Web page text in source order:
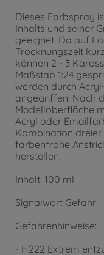
Dieses Farbspray
Inhalts und seiner
geeignet. Da auf
Trocknungszeit
können 2 - 3
Maßstab 1:24
werden durch
angegriffen. Nach
Modelloberfläche
Acryl oder
Kombination dreier
farbenfrohe
herstellen.
Inhalt: 100 ml
Signalwort Gefahr
Gefahrenhinweise:
- H222 Extrem